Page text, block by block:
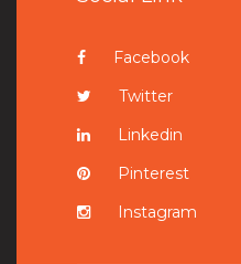
Facebook
Twitter
Linkedin
Pinterest
Instagram